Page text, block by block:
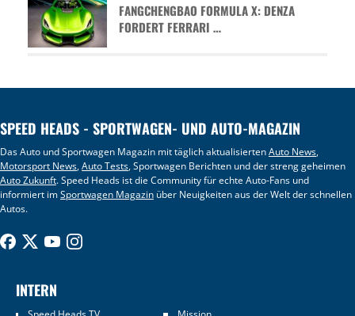
FANGCHENGBAO FORMULA X: DENZA
FORDERT FERRARI …
SPEED HEADS - SPORTWAGEN- UND AUTO-MAGAZIN
Das Auto und Sportwagen Magazin mit täglich aktualisiertenAuto News,
Motorsport News,Auto Tests, Sportwagen Berichten und der streng geheimen
Auto Zukunft. Speed Heads ist die Community für echte Auto-Fans und
informiert imSportwagen Magazin über Neuigkeiten aus der Welt der schnellen
Autos.
INTERN